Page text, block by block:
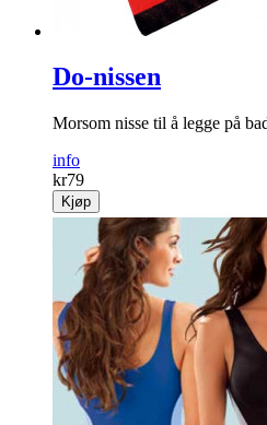
Do-nissen
Morsom nisse til å legge på
info
kr79
Kjøp